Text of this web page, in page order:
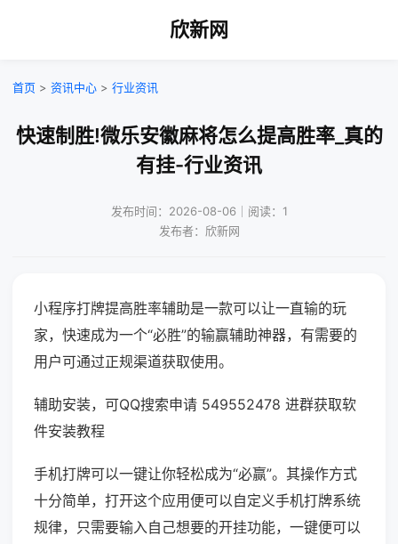
欣新网
首页 > 资讯中心 > 行业资讯
快速制胜!微乐安徽麻将怎么提高胜率_真的
有挂-行业资讯
发布时间：2026-08-06｜阅读：1
发布者：欣新网
小程序打牌提高胜率辅助是一款可以让一直输的玩
家，快速成为一个“必胜”的输赢辅助神器，有需要的
用户可通过正规渠道获取使用。
辅助安装，可QQ搜索申请 549552478 进群获取软
件安装教程
手机打牌可以一键让你轻松成为“必赢”。其操作方式
十分简单，打开这个应用便可以自定义手机打牌系统
规律，只需要输入自己想要的开挂功能，一键便可以